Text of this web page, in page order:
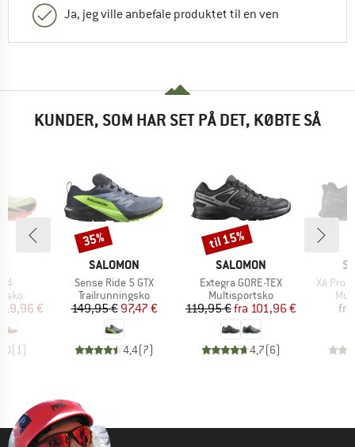
Ja, jeg ville anbefale produktet til en ven
KUNDER, SOM HAR SET PÅ DET, KØBTE SÅ
pris
€
(1)
MÆRKE
SALOMON
Artikel
Sense Ride 5 GTX
Produktgruppe
Trailrunningsko
Pris
149,95 €Nedsat pris
97,47 €
4,4(7)
Rabat
35%
MÆRKE
SALOMON
Artikel
Extegra GORE-TEX
Produktgruppe
Multisportsko
Pris
119,95 € Nedsat pris
fra 101,96 €
4,7(6)
Rabat
til 15%
Artikel
XA Pro
fra